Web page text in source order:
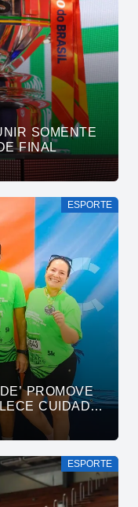
SOMENTE
FINAL
ESPORTE
PROMOVE
CUIDADO
DA CORRIDA
ESPORTE